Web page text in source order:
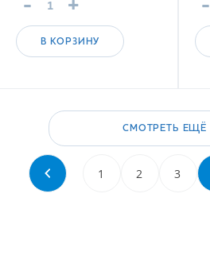
- +
В КОРЗИНУ
-
СМОТРЕТЬ ЕЩЁ
1 2 3